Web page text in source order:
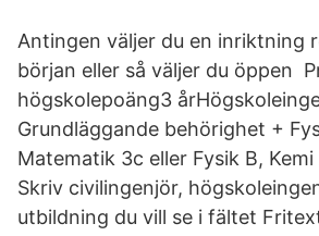
Antingen väljer du en inriktning
början eller så väljer du öppen
högskolepoäng3
Grundläggande behörighet +
Matematik 3c eller Fysik B,
Skriv civilingenjör,
utbildning du vill se i fältet